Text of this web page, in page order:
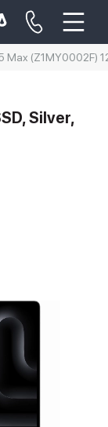
Max (Z1MY0002F)
Silver,